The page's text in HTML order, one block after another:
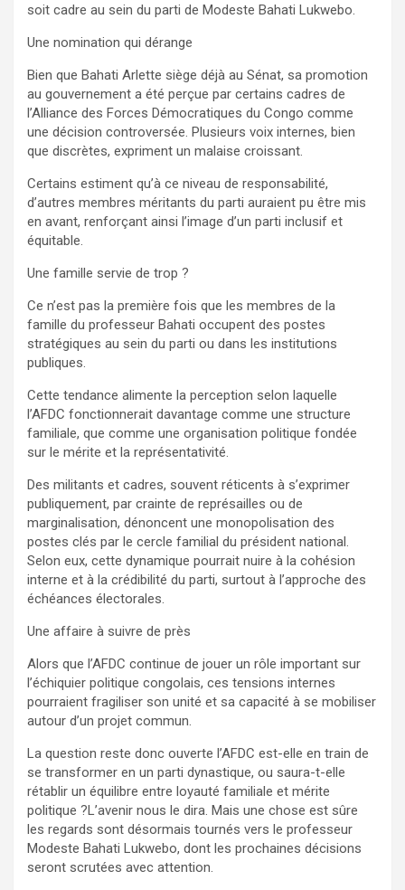
soit cadre au sein du parti de Modeste Bahati Lukwebo.
Une nomination qui dérange
Bien que Bahati Arlette siège déjà au Sénat, sa promotion
au gouvernement a été perçue par certains cadres de
l’Alliance des Forces Démocratiques du Congo comme
une décision controversée. Plusieurs voix internes, bien
que discrètes, expriment un malaise croissant.
Certains estiment qu’à ce niveau de responsabilité,
d’autres membres méritants du parti auraient pu être mis
en avant, renforçant ainsi l’image d’un parti inclusif et
équitable.
Une famille servie de trop ?
Ce n’est pas la première fois que les membres de la
famille du professeur Bahati occupent des postes
stratégiques au sein du parti ou dans les institutions
publiques.
Cette tendance alimente la perception selon laquelle
l’AFDC fonctionnerait davantage comme une structure
familiale, que comme une organisation politique fondée
sur le mérite et la représentativité.
Des militants et cadres, souvent réticents à s’exprimer
publiquement, par crainte de représailles ou de
marginalisation, dénoncent une monopolisation des
postes clés par le cercle familial du président national.
Selon eux, cette dynamique pourrait nuire à la cohésion
interne et à la crédibilité du parti, surtout à l’approche des
échéances électorales.
Une affaire à suivre de près
Alors que l’AFDC continue de jouer un rôle important sur
l’échiquier politique congolais, ces tensions internes
pourraient fragiliser son unité et sa capacité à se mobiliser
autour d’un projet commun.
La question reste donc ouverte l’AFDC est-elle en train de
se transformer en un parti dynastique, ou saura-t-elle
rétablir un équilibre entre loyauté familiale et mérite
politique ?L’avenir nous le dira. Mais une chose est sûre
les regards sont désormais tournés vers le professeur
Modeste Bahati Lukwebo, dont les prochaines décisions
seront scrutées avec attention.